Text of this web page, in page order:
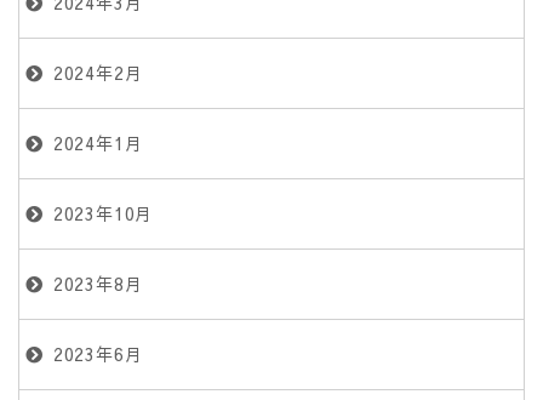
2024年2月
2024年1月
2023年10月
2023年8月
2023年6月